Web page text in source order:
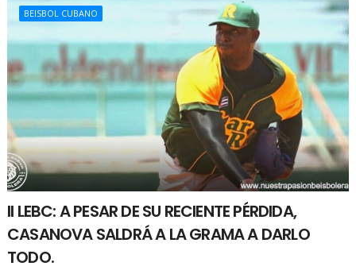
BEISBOL CUBANO
II LEBC: A PESAR DE SU RECIENTE PÉRDIDA,
CASANOVA SALDRÁ A LA GRAMA A DARLO
TODO.